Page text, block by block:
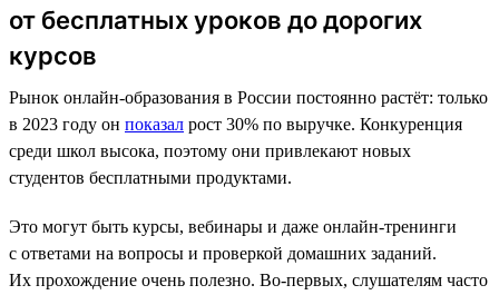
от бесплатных уроков до дорогих
курсов
Рынок онлайн-образования в России постоянно растёт: только
в 2023 году он показал рост 30% по выручке. Конкуренция
среди школ высока, поэтому они привлекают новых
студентов бесплатными продуктами.
Это могут быть курсы, вебинары и даже онлайн-тренинги
с ответами на вопросы и проверкой домашних заданий.
Их прохождение очень полезно. Во-первых, слушателям часто